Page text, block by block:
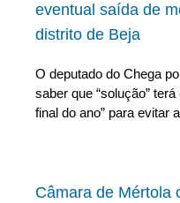
eventual saída de
distrito de Beja
O deputado do Chega
saber que “solução”
final do ano” para evitar
Câmara de Mértola